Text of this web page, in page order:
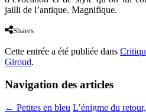
jailli de l’antique. Magnifique.
Shares
Cette entrée a été publiée dans
Giroud.
Navigation des articles
← Petites en bleu L’énigme du